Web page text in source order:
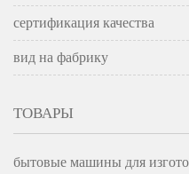
сертификация качества
вид на фабрику
ТОВАРЫ
бытовые машины для